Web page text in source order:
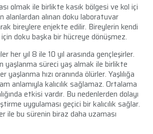
olmak ile birlikte kasık bölgesi ve kol içi
alanlardan alınan doku laboratuvar
bireylere enjekte edilir. Bireylerin kendi
için doku başka bir hücreye dönüşmez.
her yıl 8 ile 10 yıl arasında gençleşirler.
yaşlanma süreci yaş almak ile birlikte
yaşlanma hızı oranında ölürler. Yaşlılığa
anlamıyla kalıcılık sağlamaz. Ortalama
etkisi vardır. Bu nedenlerden dolayı
uygulaması geçici bir kalıcılık sağlar.
ile bu sürenin biraz daha uzaması